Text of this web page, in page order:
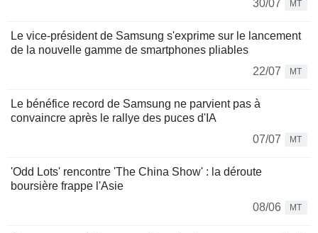
30/07
MT
Le vice-président de Samsung s'exprime sur le lancement
de la nouvelle gamme de smartphones pliables
22/07
MT
Le bénéfice record de Samsung ne parvient pas à
convaincre après le rallye des puces d'IA
07/07
MT
'Odd Lots' rencontre 'The China Show' : la déroute
boursière frappe l'Asie
08/06
MT